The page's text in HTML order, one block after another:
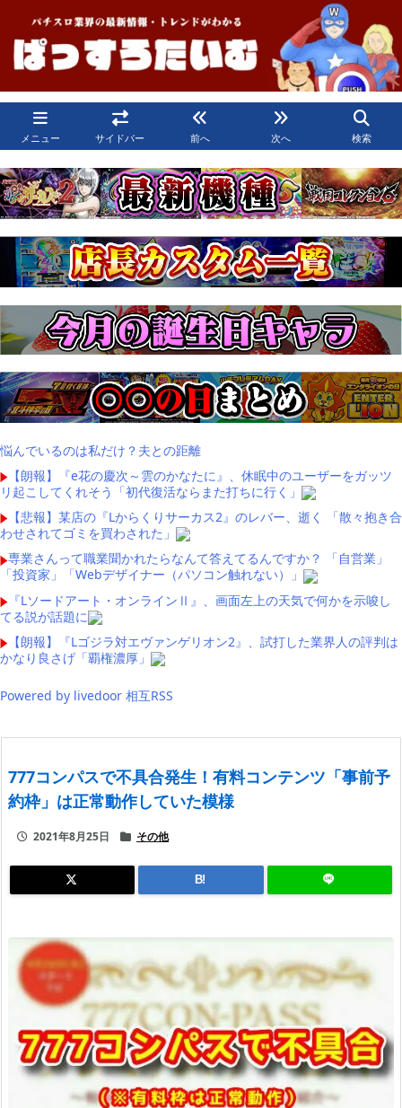
メニュー サイドバー 前へ 次へ 検索
悩んでいるのは私だけ？夫との距離
【朗報】『e花の慶次～雲のかなたに』、休眠中のユーザーをガッツ
リ起こしてくれそう「初代復活ならまた打ちに行く」
【悲報】某店の『Lからくりサーカス2』のレバー、逝く 「散々抱き合
わせされてゴミを買わされた」
専業さんって職業聞かれたらなんて答えてるんですか？ 「自営業」
「投資家」「Webデザイナー（パソコン触れない）」
『Lソードアート・オンラインⅡ』、画面左上の天気で何かを示唆し
てる説が話題に
【朗報】『Lゴジラ対エヴァンゲリオン2』、試打した業界人の評判は
かなり良さげ「覇権濃厚」
Powered by livedoor 相互RSS
777コンパスで不具合発生！有料コンテンツ「事前予
約枠」は正常動作していた模様
2021年8月25日 その他
B!